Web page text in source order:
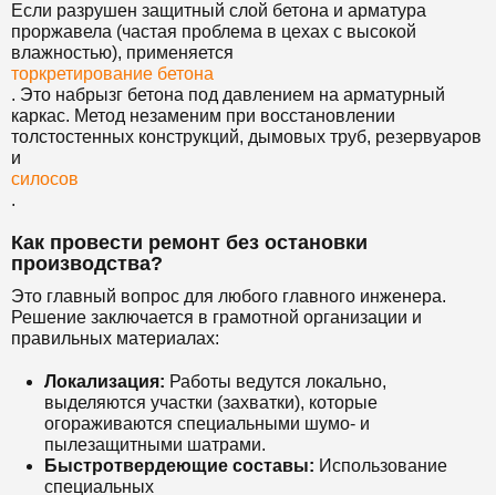
Если разрушен защитный слой бетона и арматура
проржавела (частая проблема в цехах с высокой
влажностью), применяется
торкретирование бетона
. Это набрызг бетона под давлением на арматурный
каркас. Метод незаменим при восстановлении
толстостенных конструкций, дымовых труб, резервуаров
и
силосов
.
Как провести ремонт без остановки
производства?
Это главный вопрос для любого главного инженера.
Решение заключается в грамотной организации и
правильных материалах:
Локализация: Работы ведутся локально,
выделяются участки (захватки), которые
огораживаются специальными шумо- и
пылезащитными шатрами.
Быстротвердеющие составы: Использование
специальных